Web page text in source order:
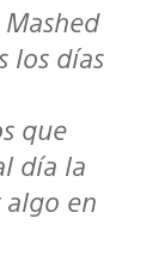
los días
que
día la
algo en